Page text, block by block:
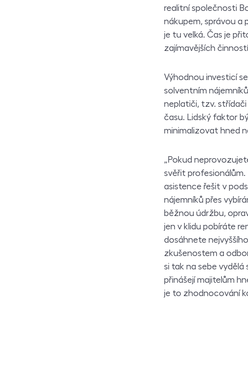
realitní společnosti
nákupem, správou a
je tu velká. Čas je
zajímavějších
Výhodnou investicí
solventním
neplatiči, tzv.
času. Lidský faktor
minimalizovat hned
„Pokud
svěřit profesionálům.
asistence řešit v
nájemníků přes
běžnou údržbu,
jen v klidu pobíráte
dosáhnete
zkušenostem a
si tak na sebe
přinášejí majitelům
je to zhodnocování